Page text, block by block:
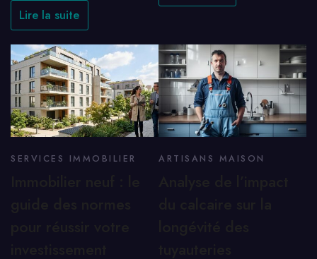
Lire la suite
SERVICES IMMOBILIER ARTISANS MAISON